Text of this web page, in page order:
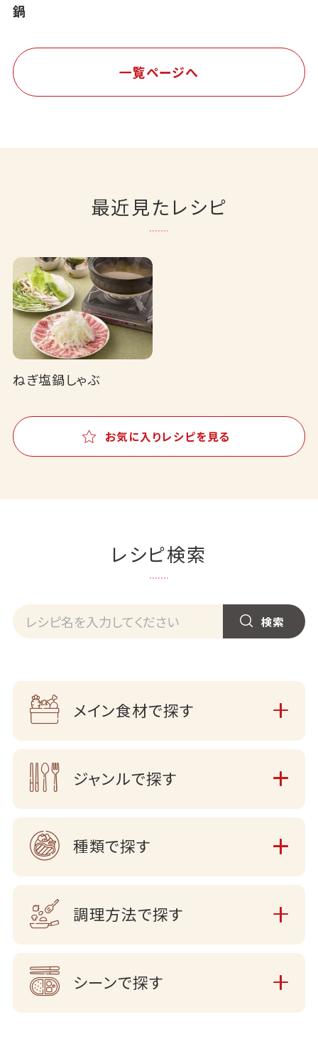
鍋
一覧ページへ
最近見たレシピ
ねぎ塩鍋しゃぶ
お気に入りレシピを見る
レシピ検索
メイン食材で探す
ジャンルで探す
種類で探す
調理方法で探す
シーンで探す